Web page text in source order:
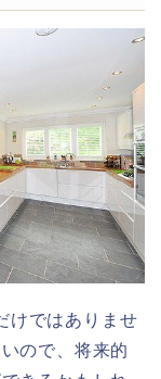
けではありませ
ので、将来的